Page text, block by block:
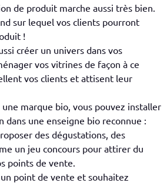
de produit marche aussi très bien.
sur lequel vos clients pourront
!
créer un univers dans vos
vos vitrines de façon à ce
vos clients et attisent leur
une marque bio, vous pouvez installer
dans une enseigne bio reconnue :
des dégustations, des
un jeu concours pour attirer du
points de vente.
point de vente et souhaitez